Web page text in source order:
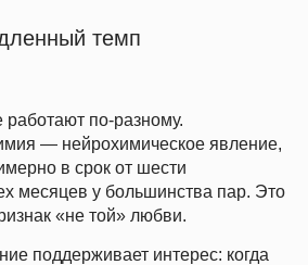
темп
работают по-разному.
— нейрохимическое явление,
в срок от шести
месяцев у большинства пар. Это
«не той» любви.
поддерживает интерес: когда